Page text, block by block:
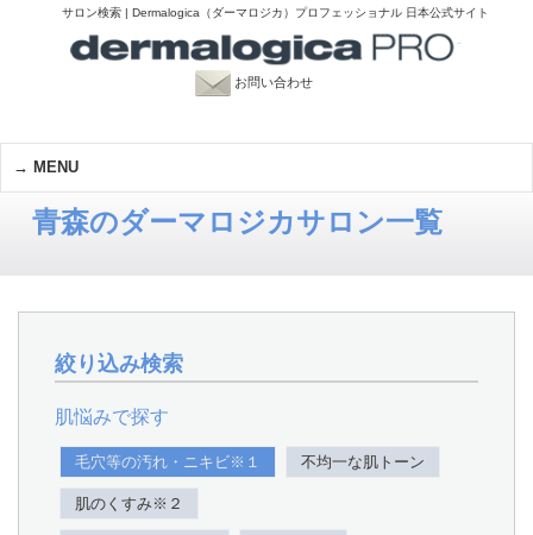
サロン検索 | Dermalogica（ダーマロジカ）プロフェッショナル 日本公式サイト
お問い合わせ
MENU
青森のダーマロジカサロン一覧
絞り込み検索
肌悩みで探す
毛穴等の汚れ・ニキビ※１ 不均一な肌トーン
肌のくすみ※２